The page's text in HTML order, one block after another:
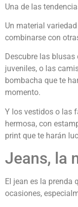
Una de las
Un material
combinarse con
Descubre las
juveniles, o las
bombacha que te
momento.
Y los vestidos o las
hermosa, con
print que te harán
Jeans, la
El jean es la
ocasiones,